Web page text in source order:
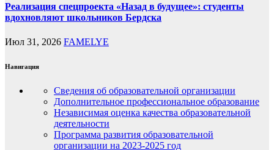
Реализация спецпроекта «Назад в будущее»: студенты
вдохновляют школьников Бердска
Июл 31, 2026 FAMELYE
Навигация
Сведения об образовательной организации
Дополнительное профессиональное образование
Независимая оценка качества образовательной
деятельности
Программа развития образовательной
организации на 2023-2025 год